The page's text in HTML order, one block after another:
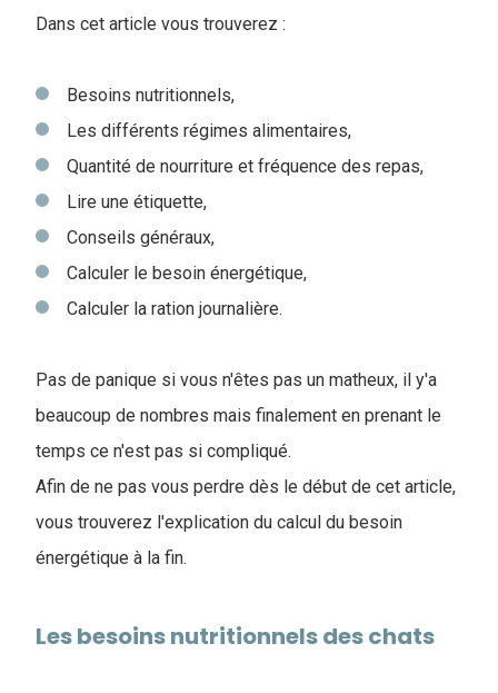
Dans cet article vous trouverez :
Besoins nutritionnels,
Les différents régimes alimentaires,
Quantité de nourriture et fréquence des repas,
Lire une étiquette,
Conseils généraux,
Calculer le besoin énergétique,
Calculer la ration journalière.
Pas de panique si vous n'êtes pas un matheux, il y'a
beaucoup de nombres mais finalement en prenant le
temps ce n'est pas si compliqué.
Afin de ne pas vous perdre dès le début de cet article,
vous trouverez l'explication du calcul du besoin
énergétique à la fin.
Les besoins nutritionnels des chats